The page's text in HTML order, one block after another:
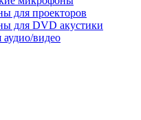
для проекторов
для DVD акустики
аудио/видео